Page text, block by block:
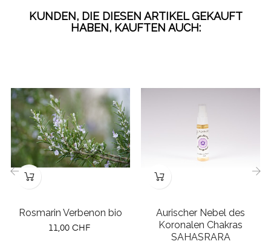
KUNDEN, DIE DIESEN ARTIKEL GEKAUFT
HABEN, KAUFTEN AUCH:
Rosmarin Verbenon bio
Preis
11,00 CHF
Aurischer Nebel des
Koronalen Chakras
SAHASRARA